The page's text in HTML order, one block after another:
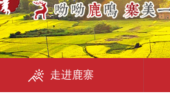
走进鹿寨